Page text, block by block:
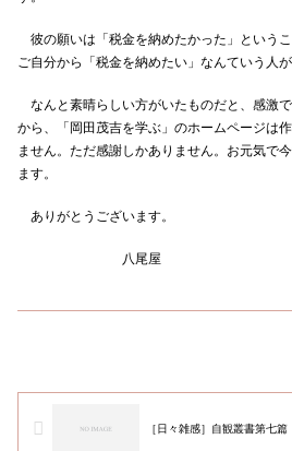
彼の願いは「税金を納めたかった」というこ
ご自分から「税金を納めたい」なんていう人
なんと素晴らしい方がいたものだと、感激
から、「岡田茂吉を学ぶ」のホームページは
ません。ただ感謝しかありません。お元気で
ます。
ありがとうございます。
八尾屋
［日々雑感］自観叢書第七